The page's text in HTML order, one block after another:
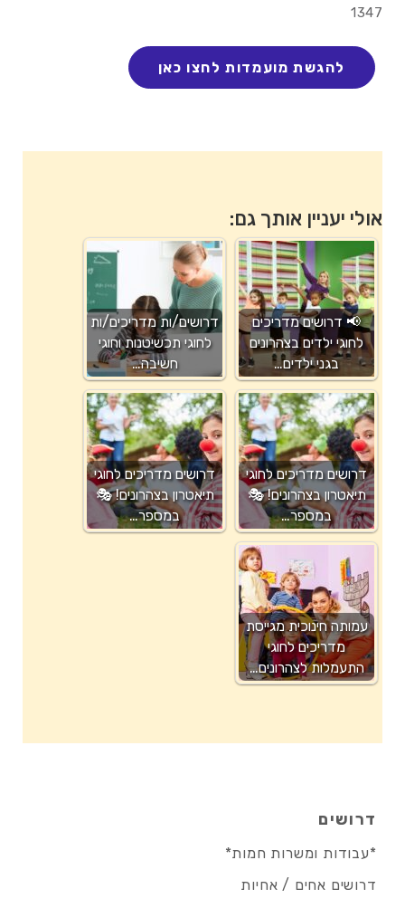
1347
אולי יעניין אותך גם:
📢 דרושים מדריכים
לחוגי ילדים בצהרונים
בגני ילדים…
דרושים/ות מדריכים/ות
לחוגי תכשיטנות וחוגי
חשיבה…
דרושים מדריכים לחוגי
תיאטרון בצהרונים! 🎭
במספר…
דרושים מדריכים לחוגי
תיאטרון בצהרונים! 🎭
במספר…
עמותה חינוכית מגייסת
מדריכים לחוגי
התעמלות לצהרונים…
דרושים
*עבודות ומשרות חמות*
דרושים אחים / אחיות